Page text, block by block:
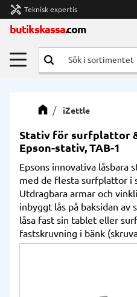
Meny
handyman Teknisk expertis
butikskassa.com
iZettle
Stativ för surfplattor
Epson-stativ, TAB-1
Epsons innovativa låsbara
med de flesta surfplattor i
Utdragbara armar och
inbyggt lås på baksidan
låsa fast sin tablet eller
fastskruvning i bänk